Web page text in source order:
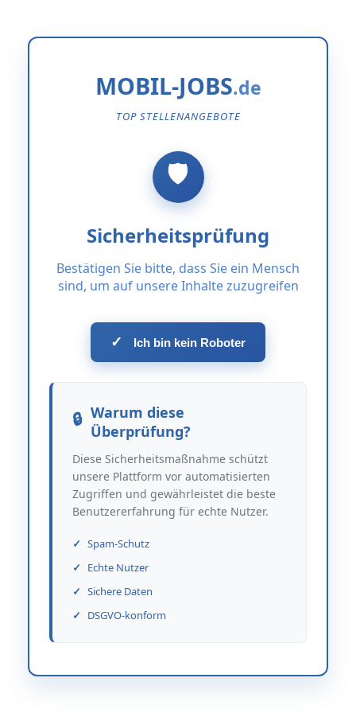
MOBIL-JOBS
TOP STELLENANGEBOTE
Sicherheitsprüfung
Bestätigen Sie bitte, dass Sie ein Mensch
sind, um auf unsere Inhalte zuzugreifen
✓ Ich bin kein Roboter
Warum diese
Überprüfung?
Diese Sicherheitsmaßnahme schützt
unsere Plattform vor automatisierten
Zugriffen und gewährleistet die beste
Benutzererfahrung für echte Nutzer.
Spam-Schutz
Echte Nutzer
Sichere Daten
DSGVO-konform